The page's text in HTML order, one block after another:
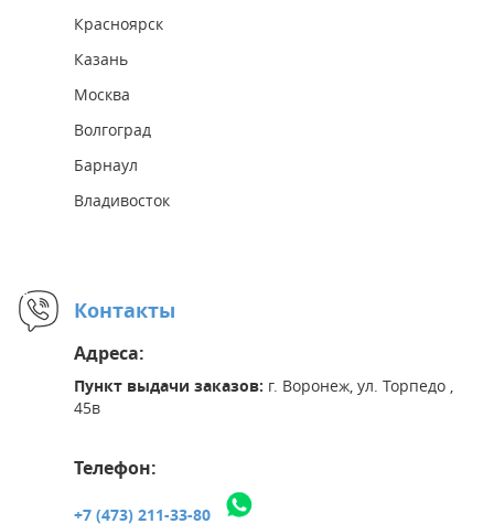
Красноярск
Казань
Москва
Волгоград
Барнаул
Владивосток
Контакты
Адреса:
Пункт выдачи заказов: г. Воронеж, ул. Торпедо ,
45в
Телефон:
+7 (473) 211-33-80